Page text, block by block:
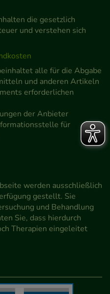
die gesetzlich
und verstehen sich
alle für die Abgabe
und anderen Artikeln
erforderlichen
der Anbieter
für
werden ausschließlich
gestellt. Sie
und Behandlung
Sie, dass hierdurch
Therapien eingeleitet